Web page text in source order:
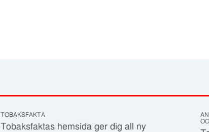
TOBAKSFAKTA
Tobaksfaktas hemsida ger dig all ny